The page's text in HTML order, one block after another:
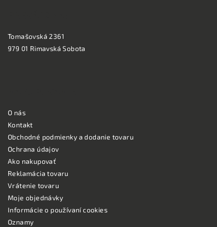
Tomašovská 2361
979 01 Rimavská Sobota
O nás
Kontakt
Obchodné podmienky a dodanie tovaru
Ochrana údajov
Ako nakupovať
Reklamácia tovaru
Vrátenie tovaru
Moje objednávky
Informácie o používaní cookies
Oznamy